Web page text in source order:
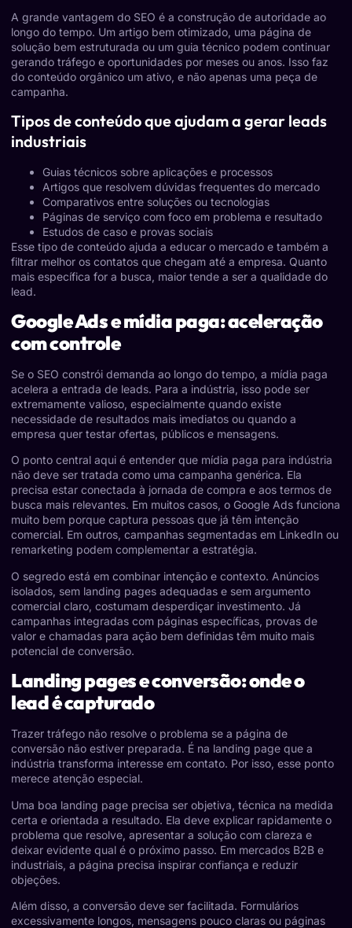
A grande vantagem do SEO é a construção de autoridade ao
longo do tempo. Um artigo bem otimizado, uma página de
solução bem estruturada ou um guia técnico podem continuar
gerando tráfego e oportunidades por meses ou anos. Isso faz
do conteúdo orgânico um ativo, e não apenas uma peça de
campanha.
Tipos de conteúdo que ajudam a gerar leads
industriais
Guias técnicos sobre aplicações e processos
Artigos que resolvem dúvidas frequentes do mercado
Comparativos entre soluções ou tecnologias
Páginas de serviço com foco em problema e resultado
Estudos de caso e provas sociais
Esse tipo de conteúdo ajuda a educar o mercado e também a
filtrar melhor os contatos que chegam até a empresa. Quanto
mais específica for a busca, maior tende a ser a qualidade do
lead.
Google Ads e mídia paga: aceleração
com controle
Se o SEO constrói demanda ao longo do tempo, a mídia paga
acelera a entrada de leads. Para a indústria, isso pode ser
extremamente valioso, especialmente quando existe
necessidade de resultados mais imediatos ou quando a
empresa quer testar ofertas, públicos e mensagens.
O ponto central aqui é entender que mídia paga para indústria
não deve ser tratada como uma campanha genérica. Ela
precisa estar conectada à jornada de compra e aos termos de
busca mais relevantes. Em muitos casos, o Google Ads funciona
muito bem porque captura pessoas que já têm intenção
comercial. Em outros, campanhas segmentadas em LinkedIn ou
remarketing podem complementar a estratégia.
O segredo está em combinar intenção e contexto. Anúncios
isolados, sem landing pages adequadas e sem argumento
comercial claro, costumam desperdiçar investimento. Já
campanhas integradas com páginas específicas, provas de
valor e chamadas para ação bem definidas têm muito mais
potencial de conversão.
Landing pages e conversão: onde o
lead é capturado
Trazer tráfego não resolve o problema se a página de
conversão não estiver preparada. É na landing page que a
indústria transforma interesse em contato. Por isso, esse ponto
merece atenção especial.
Uma boa landing page precisa ser objetiva, técnica na medida
certa e orientada a resultado. Ela deve explicar rapidamente o
problema que resolve, apresentar a solução com clareza e
deixar evidente qual é o próximo passo. Em mercados B2B e
industriais, a página precisa inspirar confiança e reduzir
objeções.
Além disso, a conversão deve ser facilitada. Formulários
excessivamente longos, mensagens pouco claras ou páginas